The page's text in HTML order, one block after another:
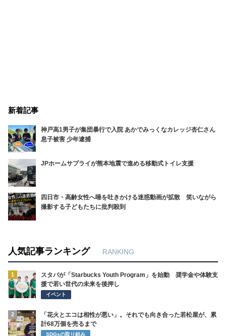
新着記事
神戸高1男子が集団暴行で入院 あかでみっくなカレッジ杏仁さん
息子被害 少年逮捕
JPホームサプライが熊本地震で進める移動式トイレ支援
四日市・高齢女性へ唾を吐きかける迷惑動画が拡散 笑いながら
撮影する子どもたちに批判殺到
人気記事ランキング RANKING
1
スタバが「Starbucks Youth Program」を始動 奨学金や体験支
援で若い世代の未来を後押し
イベント
2
「花火とエコは相性が悪い」。それでも向き合った若松屋が、累
計68万個を売るまで
SDGsの取り組み